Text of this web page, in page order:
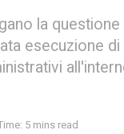
la
esecuzione
5 mins read